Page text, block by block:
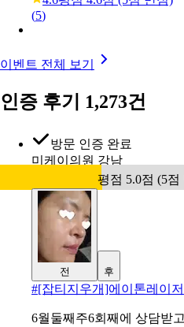
(5)
이벤트 전체 보기
인증 후기 1,273건
방문 인증 완료
미케이의원 강남
평점 5.0점 (5점
전 후
#[잡티지우개]에이톤레이저
6월둘째주6회째에 상담받